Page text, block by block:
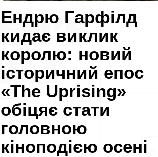
Ендрю Гарфілд
кидає виклик
королю: новий
історичний епос
«The Uprising»
обіцяє стати
головною
кіноподією осені